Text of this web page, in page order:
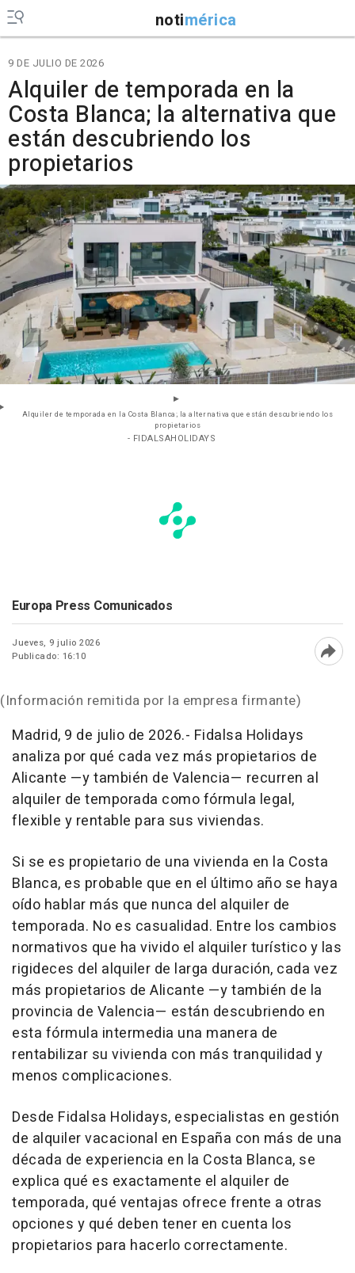
notimérica
9 DE JULIO DE 2026
Alquiler de temporada en la
Costa Blanca; la alternativa que
están descubriendo los
propietarios
Alquiler de temporada en la Costa Blanca; la alternativa que están descubriendo los
propietarios
- FIDALSAHOLIDAYS
Europa Press Comunicados
Jueves, 9 julio 2026
Publicado: 16:10
(Información remitida por la empresa firmante)
Madrid, 9 de julio de 2026.- Fidalsa Holidays
analiza por qué cada vez más propietarios de
Alicante —y también de Valencia— recurren al
alquiler de temporada como fórmula legal,
flexible y rentable para sus viviendas.
Si se es propietario de una vivienda en la Costa
Blanca, es probable que en el último año se haya
oído hablar más que nunca del alquiler de
temporada. No es casualidad. Entre los cambios
normativos que ha vivido el alquiler turístico y las
rigideces del alquiler de larga duración, cada vez
más propietarios de Alicante —y también de la
provincia de Valencia— están descubriendo en
esta fórmula intermedia una manera de
rentabilizar su vivienda con más tranquilidad y
menos complicaciones.
Desde Fidalsa Holidays, especialistas en gestión
de alquiler vacacional en España con más de una
década de experiencia en la Costa Blanca, se
explica qué es exactamente el alquiler de
temporada, qué ventajas ofrece frente a otras
opciones y qué deben tener en cuenta los
propietarios para hacerlo correctamente.